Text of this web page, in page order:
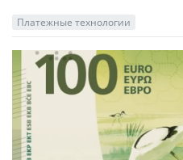
Платежные технологии